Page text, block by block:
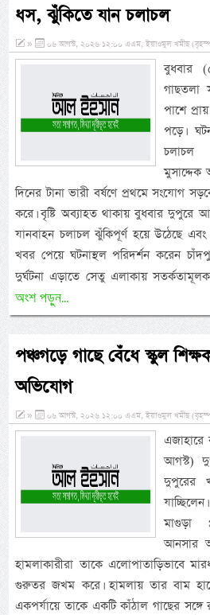
ধস, ঝুঁকিতে যান চলাচল
» ০৬ আগস্ট, ২০২৬ ১২:০০ এএম, ইয়াওমুল খমীছ
বুধবার
গাছতলা
পাশে
পড়ে।
চলাচল
দিনের টানা ভারী বর্ষণে প্রথমে সংযোগ
করে। বৃষ্টি অব্যাহত থাকায় বুধবার
যানবাহন চলাচল ঝুঁকিপূর্ণ হয়ে উঠেছে এবং
খবর পেয়ে ঘটনাস্থল পরিদর্শন করেন
দুর্ঘটনা এড়াতে সেতু এলাকায় সতর্কতামূলক
অংশ পড়ুন...
পঞ্চগড়ে গাছে বেঁধে স্কুল
অভিযোগ
» ০৬ আগস্ট, ২০২৬ ১২:০০ এএম, ইয়াওমুল খমীছ
আগস্ট)
দুপুরের
মাগুড়া
আনসার
হামলাকারীরা তাকে এলোপাতাড়িভাবে
গুরুতর জখম করে। হামলায় তার বাম
একপর্যায়ে তাকে একটি কাঁঠাল গাছের সঙ্গে